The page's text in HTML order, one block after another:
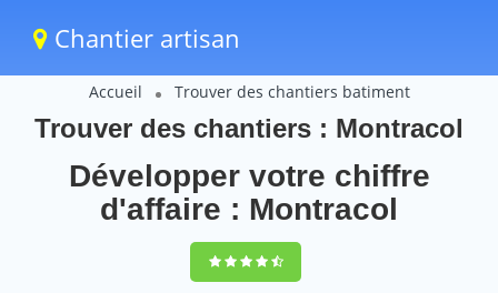
Chantier artisan
Accueil Trouver des chantiers batiment
Trouver des chantiers : Montracol
Développer votre chiffre
d'affaire : Montracol